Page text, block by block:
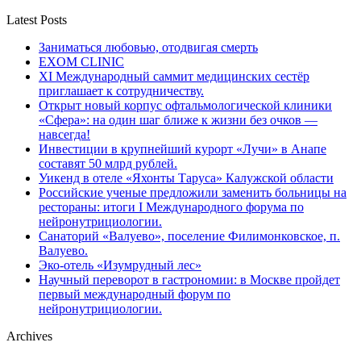
Latest Posts
Заниматься любовью, отодвигая смерть
EXOM CLINIC
XI Международный саммит медицинских сестёр
приглашает к сотрудничеству.
Открыт новый корпус офтальмологической клиники
«Сфера»: на один шаг ближе к жизни без очков —
навсегда!
Инвестиции в крупнейший курорт «Лучи» в Анапе
составят 50 млрд рублей.
Уикенд в отеле «Яхонты Таруса» Калужской области
Российские ученые предложили заменить больницы на
рестораны: итоги I Международного форума по
нейронутрициологии.
Санаторий «Валуево», поселение Филимонковское, п.
Валуево.
Эко-отель «Изумрудный лес»
Научный переворот в гастрономии: в Москве пройдет
первый международный форум по
нейронутрициологии.
Archives